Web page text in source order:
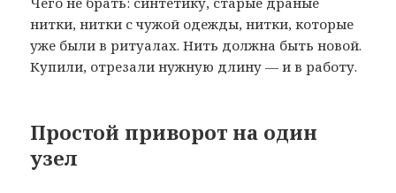
нитки, нитки с чужой одежды, нитки, которые
уже были в ритуалах. Нить должна быть новой.
Купили, отрезали нужную длину — и в работу.
Простой приворот на один
узел